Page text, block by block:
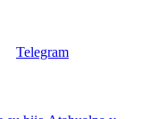
Telegram